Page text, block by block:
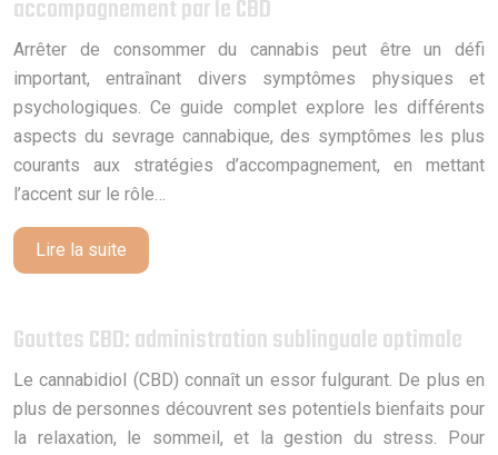
accompagnement par le CBD
Arrêter de consommer du cannabis peut être un défi
important, entraînant divers symptômes physiques et
psychologiques. Ce guide complet explore les différents
aspects du sevrage cannabique, des symptômes les plus
courants aux stratégies d’accompagnement, en mettant
l’accent sur le rôle…
Lire la suite
Gouttes CBD: administration sublinguale optimale
Le cannabidiol (CBD) connaît un essor fulgurant. De plus en
plus de personnes découvrent ses potentiels bienfaits pour
la relaxation, le sommeil, et la gestion du stress. Pour